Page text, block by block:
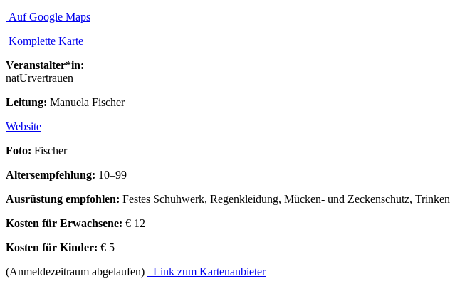
Auf Google Maps
Komplette Karte
Veranstalter*in:
natUrvertrauen
Leitung: Manuela Fischer
Website
Foto: Fischer
Altersempfehlung: 10–99
Ausrüstung empfohlen: Festes Schuhwerk, Regenkleidung, Mücken- und Zeckenschutz, Trinken
Kosten für Erwachsene: € 12
Kosten für Kinder: € 5
(Anmeldezeitraum abgelaufen)
Link zum Kartenanbieter